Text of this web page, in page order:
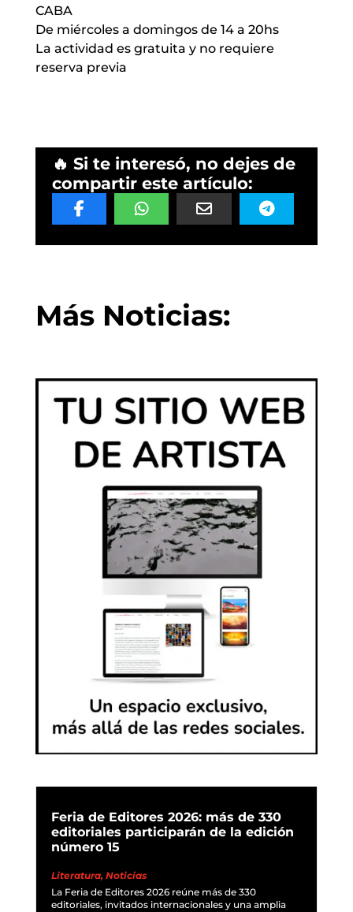
CABA
De miércoles a domingos de 14 a 20hs
La actividad es gratuita y no requiere
reserva previa
🔥 Si te interesó, no dejes de
compartir este artículo:
Más Noticias:
Feria de Editores 2026: más de 330
editoriales participarán de la edición
número 15
Literatura, Noticias
La Feria de Editores 2026 reúne más de 330
editoriales, invitados internacionales y una amplia